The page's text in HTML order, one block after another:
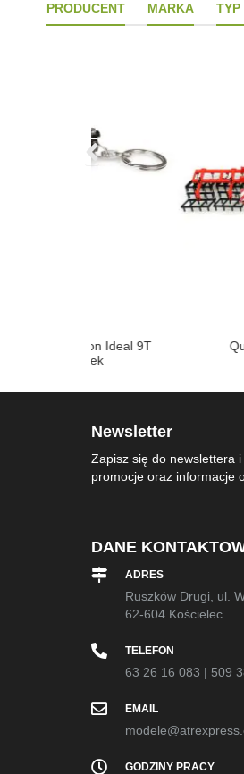
PRODUCENT
MARKA TYP
Quivogne HV 630
Newsletter
Zapisz się do newslettera
promocje oraz informacje
DANE
ADRES
Ruszków Drugi, ul.
62-604 Kościelec
TELEFON
63 26 16 083 | 509
EMAIL
GODZINY PRACY